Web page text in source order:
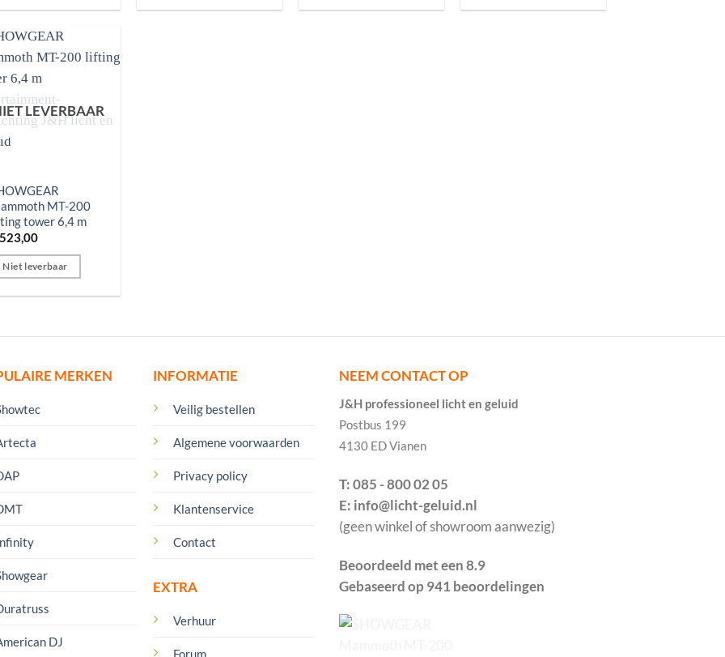
LEVERBAAR
MT-200
tower 6,4 m
Niet leverbaar
MERKEN
DJ
INFORMATIE
Veilig bestellen
Algemene voorwaarden
Privacy policy
Klantenservice
Contact
EXTRA
Verhuur
Forum
NEEM CONTACT OP
J&H professioneel licht en geluid
Postbus 199
4130 ED Vianen
T: 085 - 800 02 05
E: info@licht-geluid.nl
(geen winkel of showroom aanwezig)
Beoordeeld met een 8.9
Gebaseerd op 941 beoordelingen